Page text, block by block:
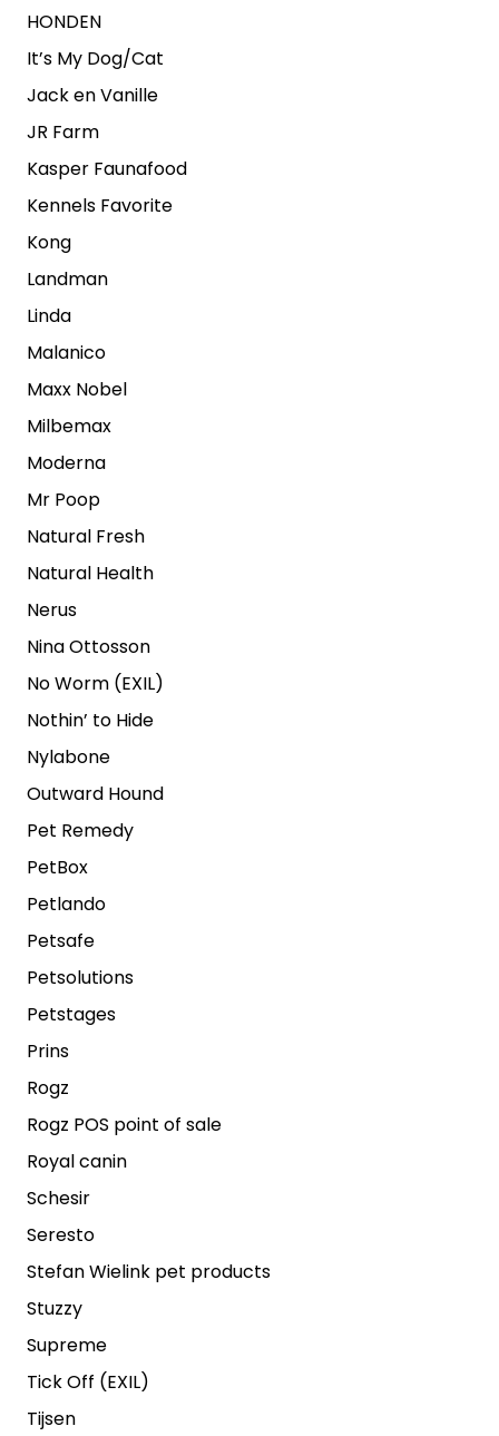
HONDEN
It’s My Dog/Cat
Jack en Vanille
JR Farm
Kasper Faunafood
Kennels Favorite
Kong
Landman
Linda
Malanico
Maxx Nobel
Milbemax
Moderna
Mr Poop
Natural Fresh
Natural Health
Nerus
Nina Ottosson
No Worm (EXIL)
Nothin’ to Hide
Nylabone
Outward Hound
Pet Remedy
PetBox
Petlando
Petsafe
Petsolutions
Petstages
Prins
Rogz
Rogz POS point of sale
Royal canin
Schesir
Seresto
Stefan Wielink pet products
Stuzzy
Supreme
Tick Off (EXIL)
Tijsen